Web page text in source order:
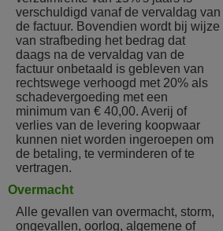
verschuldigd vanaf de vervaldag van
de factuur. Bovendien wordt bij wijze
van strafbeding het bedrag dat
daags na de vervaldag van de
factuur onbetaald is gebleven van
rechtswege verhoogd met 20% als
schadevergoeding met een
minimum van € 40,00. Averij of
verlies van de levering koopwaar
kunnen niet worden ingeroepen om
de betaling, te verminderen of te
vertragen.
Overmacht
Alle gevallen van overmacht, storm,
ongevallen, oorlog, algemene of